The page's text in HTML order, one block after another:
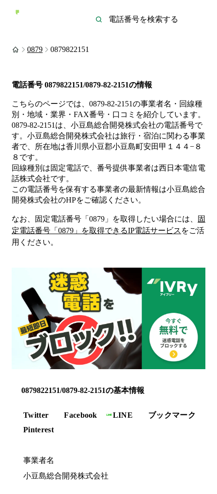
0879 0879822151
電話番号 0879822151/0879-82-2151の情報
こちらのページでは、 0879-82-2151の事業者名・回線種
別・地域・業界・FAX番号・口コミを紹介しています。
0879-82-2151 は、 小豆島総合開発株式会社の電話番号で
す。 小豆島総合開発株式会社は旅行・宿泊に関わる事業
者で、所在地は香川県小豆郡小豆島町安田甲１４４−８
８ です。
回線種別は固定電話で、番号提供事業者は西日本電信電
話株式会社です。
この電話番号を保有する事業者の最新情報は小豆島総合
開発株式会社のHPをご確認ください。
なお、固定電話番号「 0879 」を取得したい場合には、
固
定電話番号「 0879 」を取得できるIP電話サービス をご活
用ください。
0879822151/0879-82-2151の基本情報
Twitter Facebook LINE
ブックマーク
Pinterest
事業者名
小豆島総合開発株式会社